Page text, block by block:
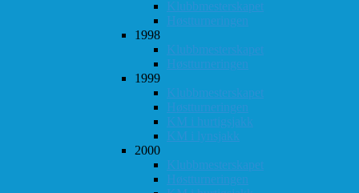
Klubbmesterskapet
Høstturneringen
1998
Klubbmesterskapet
Høstturneringen
1999
Klubbmesterskapet
Høstturneringen
KM i hurtigsjakk
KM i lynsjakk
2000
Klubbmesterskapet
Høstturneringen